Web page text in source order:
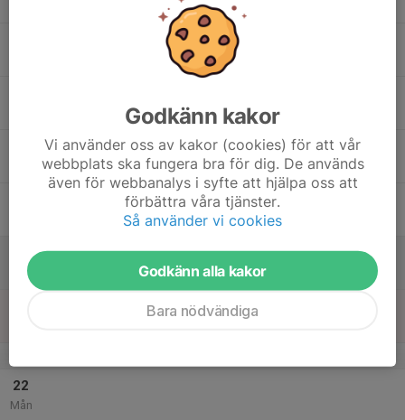
Lör
22
Mån
Godkänn kakor
Vi använder oss av kakor (cookies) för att vår
webbplats ska fungera bra för dig. De används
även för webbanalys i syfte att hjälpa oss att
förbättra våra tjänster.
Så använder vi cookies
Godkänn alla kakor
Bara nödvändiga